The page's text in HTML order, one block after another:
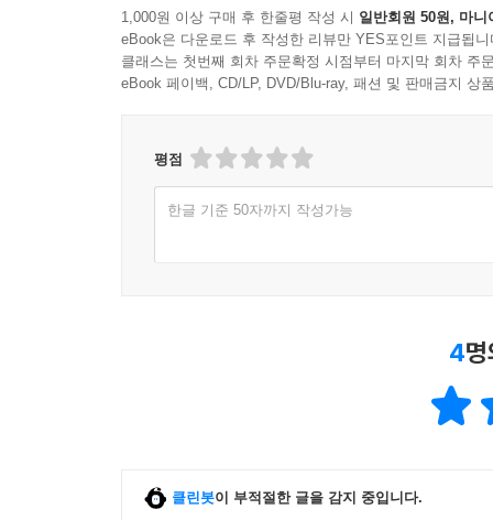
1,000원 이상 구매 후 한줄평 작성 시 일반회원 50원, 마니
eBook은 다운로드 후 작성한 리뷰만 YES포인트 지급됩니
클래스는 첫번째 회차 주문확정 시점부터 마지막 회차 주
eBook 페이백, CD/LP, DVD/Blu-ray, 패션 및 판매금지 상
평점
한글 기준 50자까지 작성가능
4
클린봇이 부적절한 글을 감지 중입니다.